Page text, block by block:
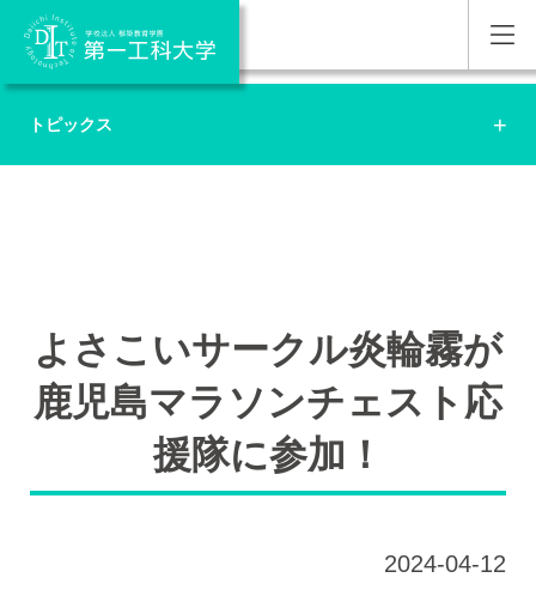
トピックス
よさこいサークル炎輪霧が
鹿児島マラソンチェスト応
援隊に参加！
2024-04-12